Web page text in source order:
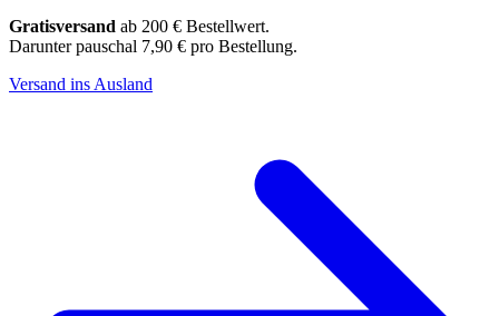
Gratisversand ab 200 € Bestellwert.
Darunter pauschal 7,90 € pro Bestellung.
Versand ins Ausland